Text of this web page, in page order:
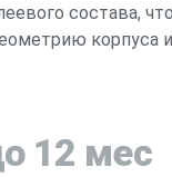
состава,
корпуса и
12 мес